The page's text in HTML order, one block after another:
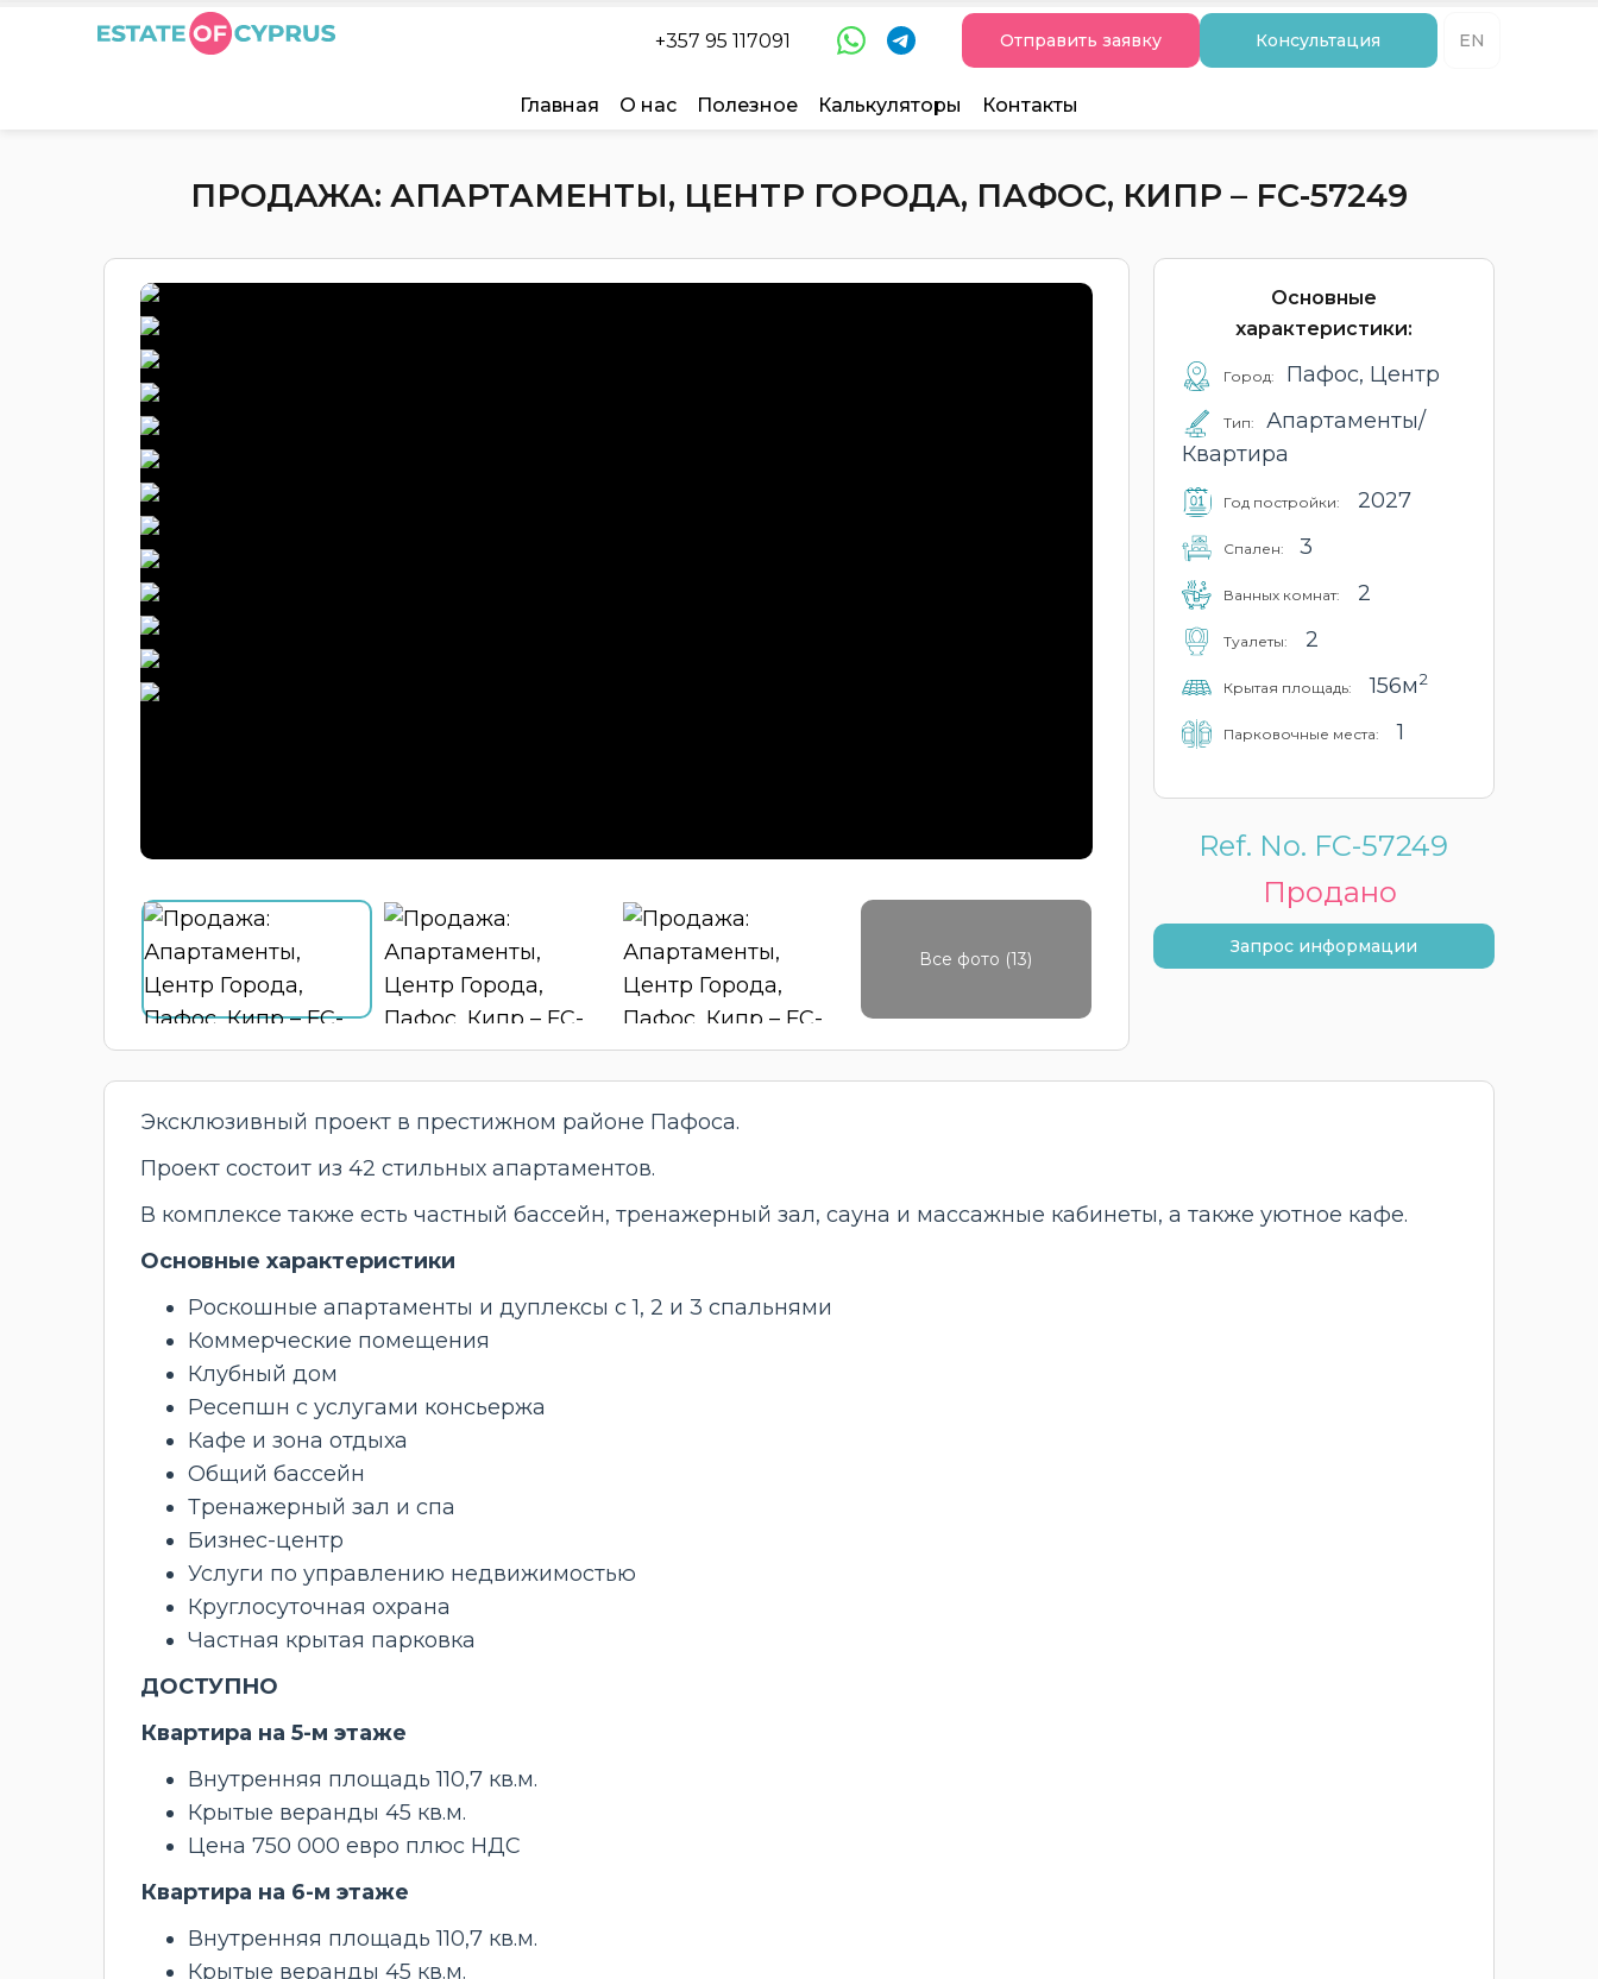
+357 95 117091 Отправить заявку Консультация EN
Главная О нас Полезное Калькуляторы Контакты
ПРОДАЖА: АПАРТАМЕНТЫ, ЦЕНТР ГОРОДА, ПАФОС, КИПР – FC-57249
Все фото (13)
Основные
характеристики:
Город: Пафос, Центр
Тип:
Апартаменты/
Квартира
Год постройки: 2027
Cпален: 3
Ванных комнат: 2
Туалеты: 2
Крытая площадь: 156м2
Парковочные места: 1
Ref. No. FC-57249
Продано
Запрос информации
Эксклюзивный проект в престижном районе Пафоса.
Проект состоит из 42 стильных апартаментов.
В комплексе также есть частный бассейн, тренажерный зал, сауна и массажные кабинеты, а также уютное кафе.
Основные характеристики
Роскошные апартаменты и дуплексы с 1, 2 и 3 спальнями
Коммерческие помещения
Клубный дом
Ресепшн с услугами консьержа
Кафе и зона отдыха
Общий бассейн
Тренажерный зал и спа
Бизнес-центр
Услуги по управлению недвижимостью
Круглосуточная охрана
Частная крытая парковка
ДОСТУПНО
Квартира на 5-м этаже
Внутренняя площадь 110,7 кв.м.
Крытые веранды 45 кв.м.
Цена 750 000 евро плюс НДС
Квартира на 6-м этаже
Внутренняя площадь 110,7 кв.м.
Крытые веранды 45 кв.м.